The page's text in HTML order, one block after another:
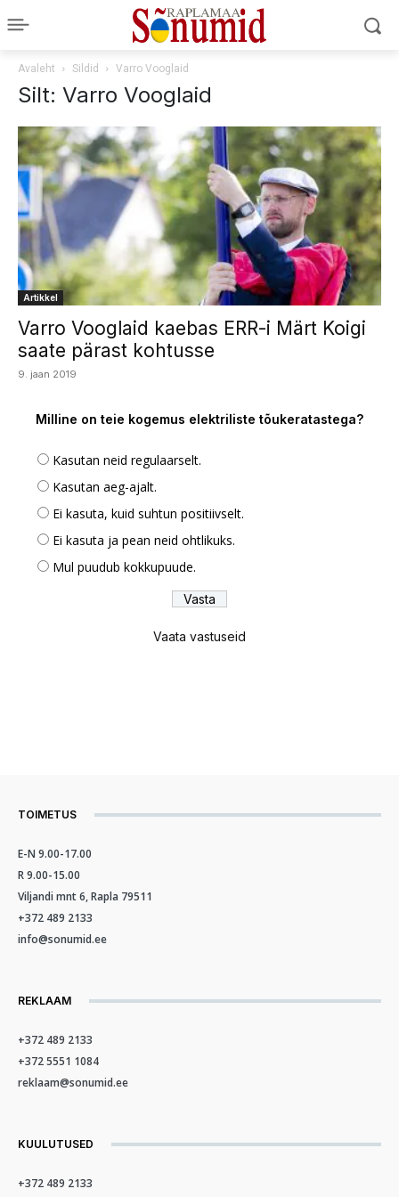
Avaleht Sildid Varro Vooglaid
Silt: Varro Vooglaid
Artikkel
Varro Vooglaid kaebas ERR-i Märt Koigi
saate pärast kohtusse
9. jaan 2019
Milline on teie kogemus elektriliste tõukeratastega?
Kasutan neid regulaarselt.
Kasutan aeg-ajalt.
Ei kasuta, kuid suhtun positiivselt.
Ei kasuta ja pean neid ohtlikuks.
Mul puudub kokkupuude.
Vaata vastuseid
TOIMETUS
E-N 9.00-17.00
R 9.00-15.00
Viljandi mnt 6, Rapla 79511
+372 489 2133
info@sonumid.ee
REKLAAM
+372 489 2133
+372 5551 1084
reklaam@sonumid.ee
KUULUTUSED
+372 489 2133